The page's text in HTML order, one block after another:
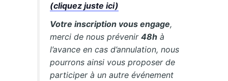
(cliquez juste ici)
Votre inscription vous engage,
merci de nous prévenir48h à
l’avance en cas d’annulation, nous
pourrons ainsi vous proposer de
participer à un autre événement